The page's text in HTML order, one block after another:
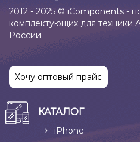
2012 - 2025 © iComponents -
комплектующих для техники
России.
Хочу оптовый прайс
КАТАЛОГ
iPhone